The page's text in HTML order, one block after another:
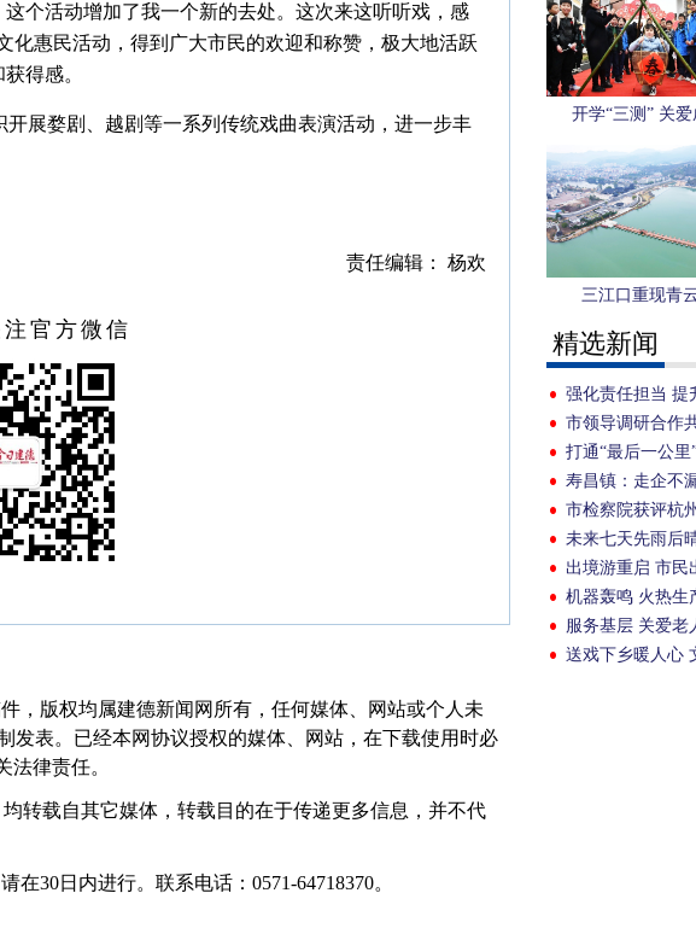
开学“三测” 关爱
三江口重现青
精选新闻
强化责任担当 提
领保障高质量发
市领导调研合作
打通“最后一公里
寿昌镇：走企不
市检察院获评杭
院
未来七天先雨后
出境游重启 市民
机器轰鸣 火热生
服务基层 关爱老
送戏下乡暖人心
个活动增加了我一个新的去处。这次来这听听戏，感
化惠民活动，得到广大市民的欢迎和称赞，极大地活跃
得感。
展婺剧、越剧等一系列传统戏曲表演活动，进一步丰
责任编辑： 杨欢
官方微信
，版权均属建德新闻网所有，任何媒体、网站或个人未
发表。已经本网协议授权的媒体、网站，在下载使用时必
法律责任。
转载自其它媒体，转载目的在于传递更多信息，并不代
30日内进行。联系电话：0571-64718370。